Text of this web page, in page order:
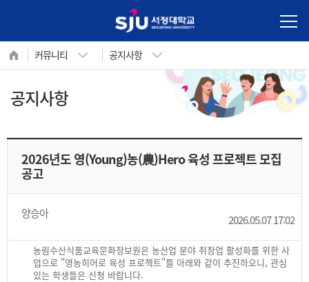
주메뉴 바로가기
본문내용 바로가기
사이트정보 바로가기
내 꿈을 향한 첫 걸음!
공지사항
커뮤니티 공지사항
2026년도 영(Young)농(農)Hero 육성 프로젝트 모집
공고
양승아 2026.05.07 17:02
농림수산식품교육문화정보원은 농산업 분야 취창업 활성화를 위한 사
업으로 "영농히어로 육성 프로젝트"를 아래와 같이 추진하오니, 관심
있는 학생들은 신청 바랍니다.